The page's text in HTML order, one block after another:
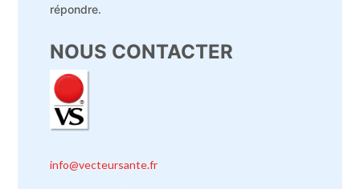
répondre.
NOUS CONTACTER
info@vecteursante.fr